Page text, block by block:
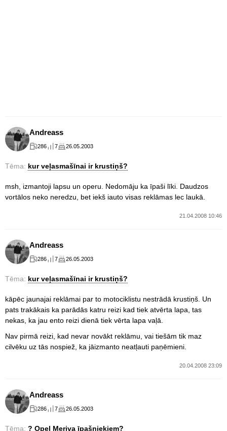
Andreass
286 7 26.05.2003
Tēma: kur veļasmašīnai ir krustiņš?
msh, izmantoji lapsu un operu. Nedomāju ka īpaši līki. Daudzos
vortālos neko neredzu, bet iekš iauto visas reklāmas lec laukā.
21.04.2008 10:46
Andreass
286 7 26.05.2003
Tēma: kur veļasmašīnai ir krustiņš?
kāpēc jaunajai reklāmai par to motociklistu nestrādā krustiņš. Un
pats trakākais ka parādās katru reizi kad tiek atvērta lapa, tas
nekas, ka jau ento reizi dienā tiek vērta lapa vaļā.
Nav pirmā reizi, kad nevar novākt reklāmu, vai tiešām tik maz
cilvēku uz tās nospiež, ka jāizmanto neatļauti paņēmieni.
20.04.2008 23:09
Andreass
286 7 26.05.2003
Tēma: ? Opel Meriva īpašniekiem?